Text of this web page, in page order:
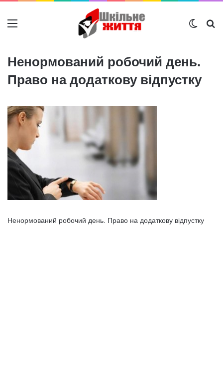
Меню
Ненормований робочий день.
Право на додаткову відпустку
Ненормований робочий день. Право на додаткову відпустку